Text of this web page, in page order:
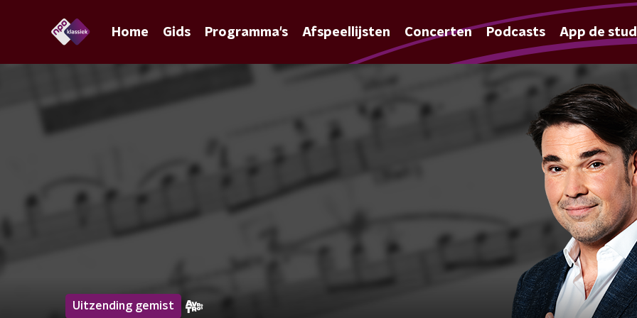
Home Gids Programma's Afspeellijsten Concerten Podcasts App de
Uitzending gemist